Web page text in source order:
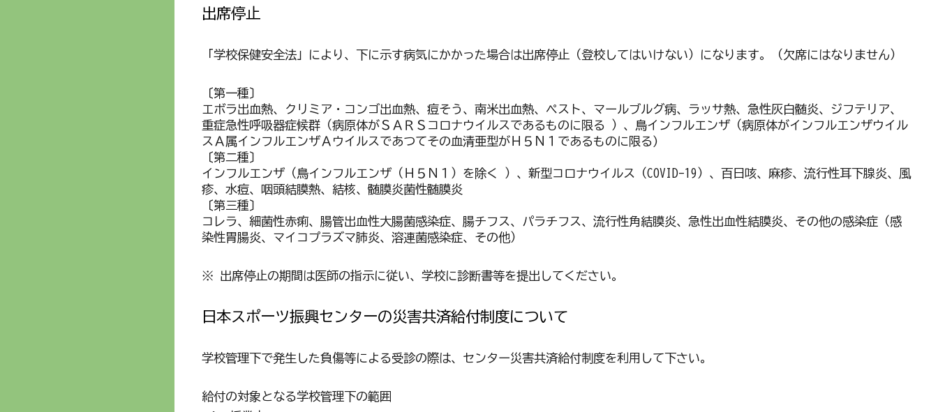
出席停止
「学校保健安全法」により、下に示す病気にかかった場合は出席停止（登校してはいけない）になります。（欠席にはなりません）
〔第一種〕
エボラ出血熱、クリミア・コンゴ出血熱、痘そう、南米出血熱、ペスト、マールブルグ病、ラッサ熱、急性灰白髄炎、ジフテリア、
重症急性呼吸器症候群（病原体がＳＡＲＳコロナウイルスであるものに限る ）、鳥インフルエンザ（病原体がインフルエンザウイル
スＡ属インフルエンザＡウイルスであつてその血清亜型がＨ５Ｎ１であるものに限る)
〔第二種〕
インフルエンザ（鳥インフルエンザ（Ｈ５Ｎ１）を除く ）、新型コロナウイルス（COVID-19）、百日咳、麻疹、流行性耳下腺炎、風
疹、水痘、咽頭結膜熱、結核、髄膜炎菌性髄膜炎
〔第三種〕
コレラ、細菌性赤痢、腸管出血性大腸菌感染症、腸チフス、パラチフス、流行性角結膜炎、急性出血性結膜炎、その他の感染症（感
染性胃腸炎、マイコプラズマ肺炎、溶連菌感染症、その他）
※ 出席停止の期間は医師の指示に従い、学校に診断書等を提出してください。
日本スポーツ振興センターの災害共済給付制度について
学校管理下で発生した負傷等による受診の際は、センター災害共済給付制度を利用して下さい。
給付の対象となる学校管理下の範囲